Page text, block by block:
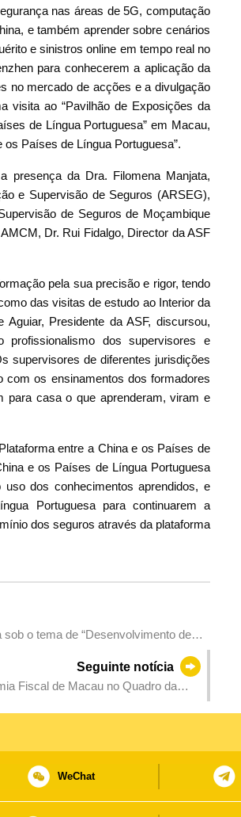
nas áreas de 5G, computação
e também aprender sobre cenários
e sinistros online em tempo real no
para conhecerem a aplicação da
no mercado de acções e a divulgação
visita ao “Pavilhão de Exposições da
de Língua Portuguesa” em Macau,
Países de Língua Portuguesa”.
presença da Dra. Filomena Manjata,
e Supervisão de Seguros (ARSEG),
de Seguros de Moçambique
Dr. Rui Fidalgo, Director da ASF
pela sua precisão e rigor, tendo
das visitas de estudo ao Interior da
Presidente da ASF, discursou,
profissionalismo dos supervisores e
supervisores de diferentes jurisdições
com os ensinamentos dos formadores
para casa o que aprenderam, viram e
entre a China e os Países de
e os Países de Língua Portuguesa
dos conhecimentos aprendidos, e
Portuguesa para continuarem a
dos seguros através da plataforma
o tema de “Desenvolvimento de
Seguinte notícia
Fiscal de Macau no Quadro da
WeChat